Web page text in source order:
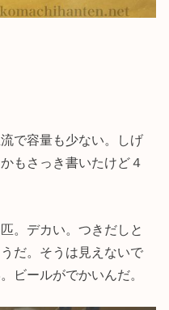
で容量も少ない。しげ
もさっき書いたけど４
。デカい。つきだしと
だ。そうは見えないで
ビールがでかいんだ。